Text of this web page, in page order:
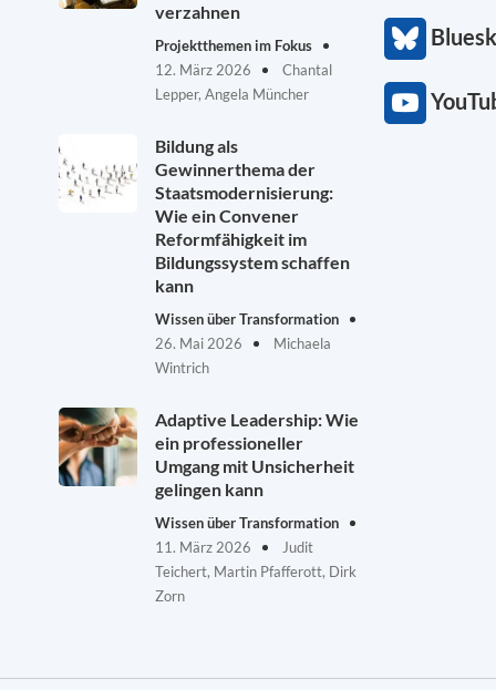
verzahnen
Projektthemen im Fokus
12. März 2026
Chantal
Lepper, Angela Müncher
Bildung als
Gewinnerthema der
Staatsmodernisierung:
Wie ein Convener
Reformfähigkeit im
Bildungssystem schaffen
kann
Wissen über Transformation
26. Mai 2026
Michaela
Wintrich
Adaptive Leadership: Wie
ein professioneller
Umgang mit Unsicherheit
gelingen kann
Wissen über Transformation
11. März 2026
Judit
Teichert, Martin Pfafferott, Dirk
Zorn